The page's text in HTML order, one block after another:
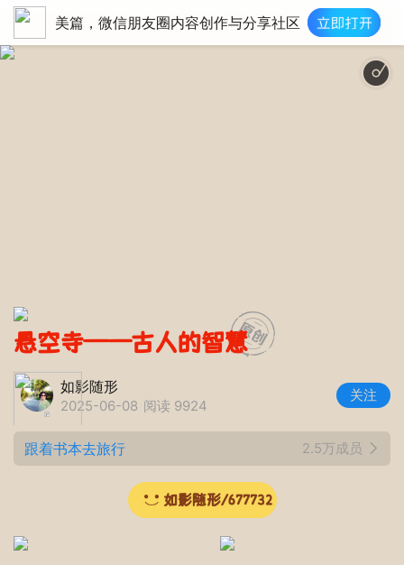
美篇，微信朋友圈内容创作与分享社区
悬空寺——古人的智慧
如影随形
2025-06-08 阅读 9924
关注
跟着书本去旅行 2.5万成员
如影随形/677732